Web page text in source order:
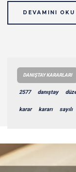
DEVAMINI OKU
DANIŞTAY KARARLARI
2577 danıştay
karar kararı sayılı